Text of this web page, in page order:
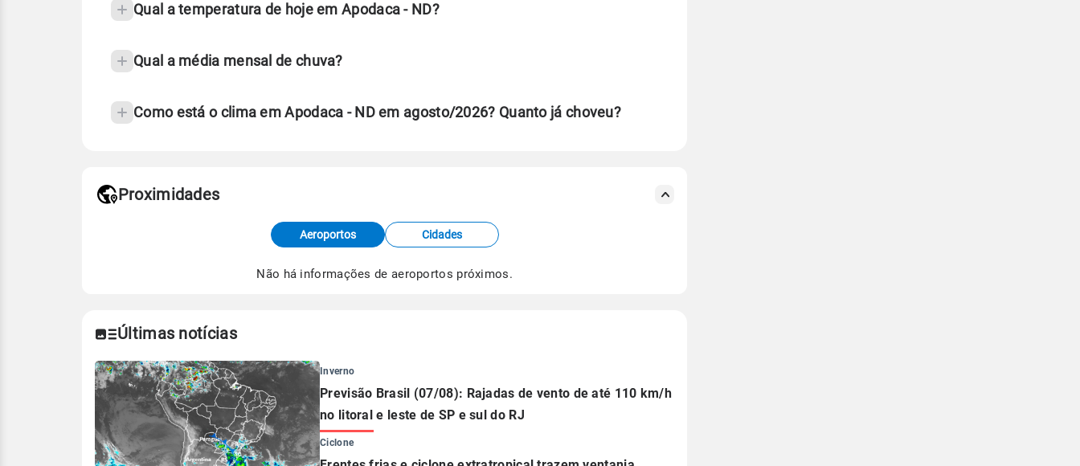
temperatura
Qual a temperatura de hoje em Apodaca - ND?
Qual a média mensal de chuva?
Como está o clima em Apodaca - ND em agosto/2026? Quanto já choveu?
de Tempo e Estudos Climáticos (CPTEC).
Proximidades
Aeroportos Cidades
Não há informações de aeroportos próximos.
Últimas notícias
Inverno
Previsão Brasil (07/08): Rajadas de vento de até 110 km/h
no litoral e leste de SP e sul do RJ
Ciclone